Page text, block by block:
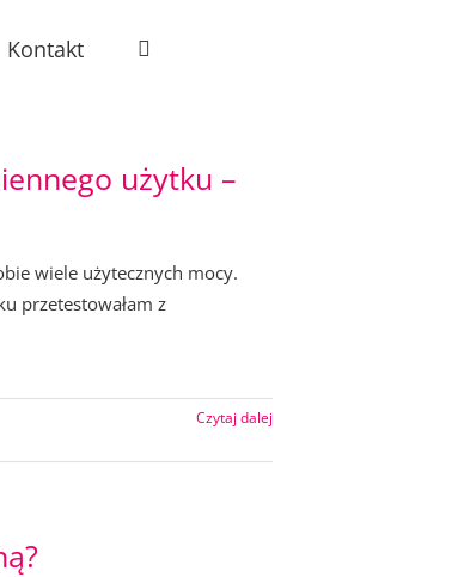
Kontakt
użytku –
wiele użytecznych mocy.
przetestowałam z
Czytaj dalej